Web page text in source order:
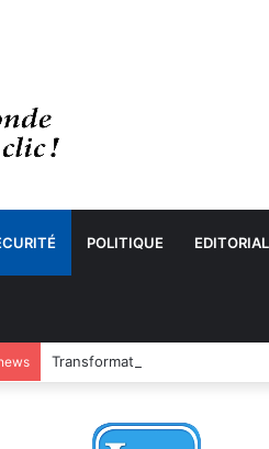
POLITIQUE EDITORIAL
Transformation numérique : le